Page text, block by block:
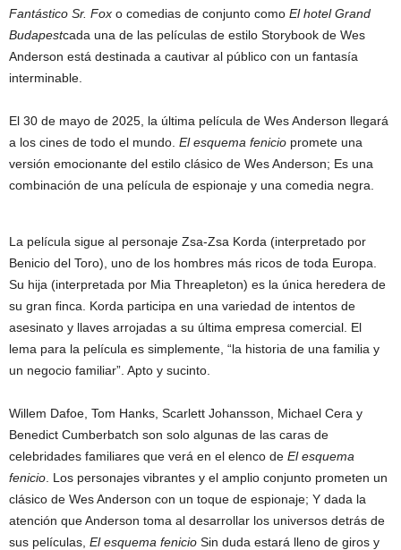
Fantástico Sr. Fox o comedias de conjunto como El hotel Grand
Budapestcada una de las películas de estilo Storybook de Wes
Anderson está destinada a cautivar al público con un fantasía
interminable.
El 30 de mayo de 2025, la última película de Wes Anderson llegará
a los cines de todo el mundo. El esquema fenicio promete una
versión emocionante del estilo clásico de Wes Anderson; Es una
combinación de una película de espionaje y una comedia negra.
La película sigue al personaje Zsa-Zsa Korda (interpretado por
Benicio del Toro), uno de los hombres más ricos de toda Europa.
Su hija (interpretada por Mia Threapleton) es la única heredera de
su gran finca. Korda participa en una variedad de intentos de
asesinato y llaves arrojadas a su última empresa comercial. El
lema para la película es simplemente, “la historia de una familia y
un negocio familiar”. Apto y sucinto.
Willem Dafoe, Tom Hanks, Scarlett Johansson, Michael Cera y
Benedict Cumberbatch son solo algunas de las caras de
celebridades familiares que verá en el elenco de El esquema
fenicio . Los personajes vibrantes y el amplio conjunto prometen un
clásico de Wes Anderson con un toque de espionaje; Y dada la
atención que Anderson toma al desarrollar los universos detrás de
sus películas, El esquema fenicio Sin duda estará lleno de giros y